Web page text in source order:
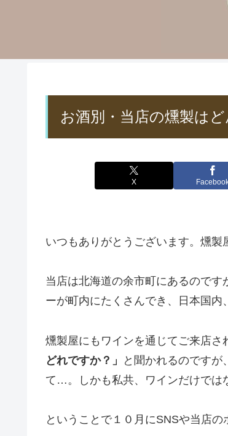
お酒別・当店の燻製は
X
いつもありがとうございます。燻製
当店は北海道の余市町にあるのです
ーが町内にたくさんでき、日本国内
燻製屋にもワインを通じてご来店さ
どれですか？」
と聞かれるのです
て…。しかも私共、ワインだけでは
ということで１０月にSNSや当店の